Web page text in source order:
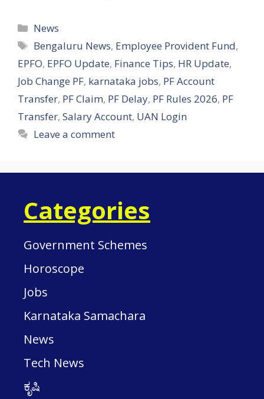
Categories
News
Tags
Bengaluru News, Employee Provident Fund,
EPFO, EPFO Update, Finance Tips, HR Update,
Job Change PF, karnataka jobs, PF Account
Transfer, PF Claim, PF Delay, PF Rules 2026, PF
Transfer, Salary Account, UAN Login
Leave a comment
Categories
Government Schemes
Horoscope
Jobs
Karnataka Samachara
News
Tech News
ಕೃಷಿ